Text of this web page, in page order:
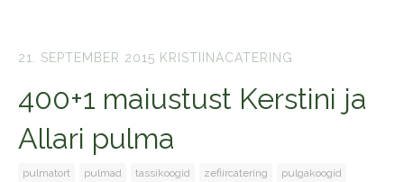
21. SEPTEMBER 2015 KRISTIINACATERING
400+1 maiustust Kerstini ja
Allari pulma
pulmatort pulmad tassikoogid zefiircatering pulgakoogid